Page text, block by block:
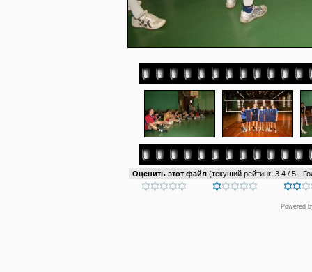
Оценить этот файл (текущий рейтинг: 3.4 / 5 -
Powered